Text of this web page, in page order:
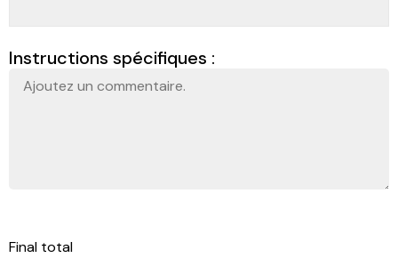
Instructions spécifiques :
Final total